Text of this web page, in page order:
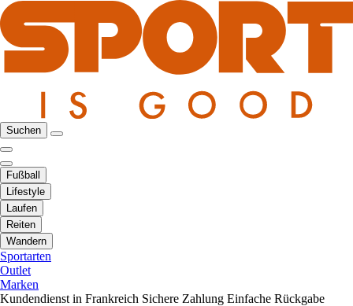
Suchen
Fußball
Lifestyle
Laufen
Reiten
Wandern
Sportarten
Outlet
Marken
Kundendienst in Frankreich Sichere Zahlung Einfache Rückgabe